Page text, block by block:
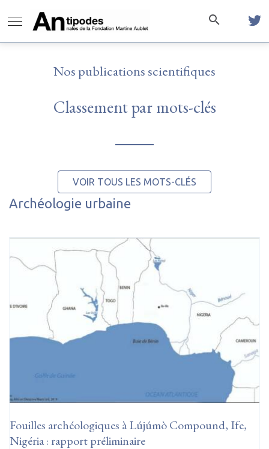
Nos publications scientifiques
Classement par mots-clés
VOIR TOUS LES MOTS-CLÉS
Archéologie urbaine
Fouilles archéologiques à Lújúmò Compound, Ife,
Nigéria : rapport préliminaire